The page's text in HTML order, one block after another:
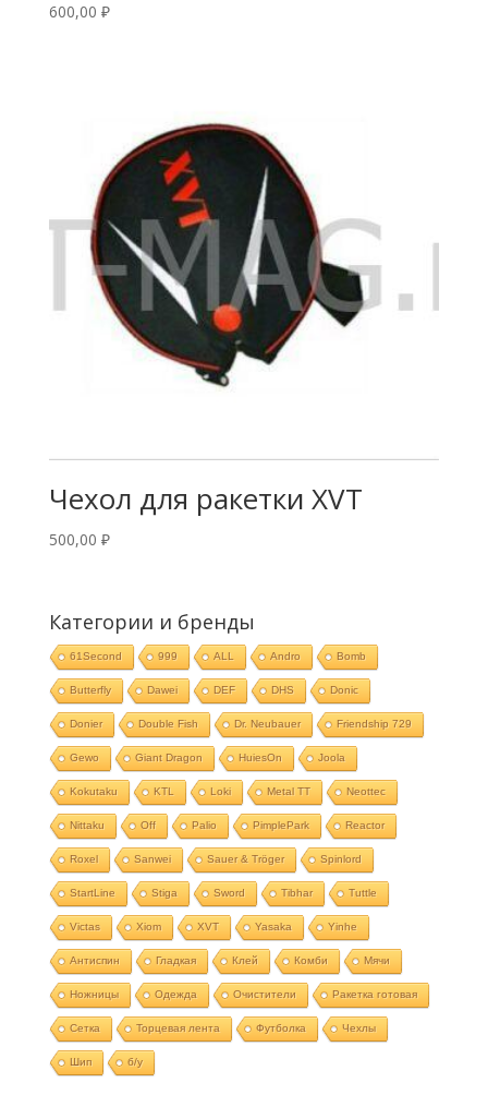
600,00 ₽
Чехол для ракетки XVT
500,00 ₽
Категории и бренды
61Second 999 ALL Andro Bomb
Butterfly Dawei DEF DHS Donic
Donier Double Fish Dr. Neubauer Friendship 729
Gewo Giant Dragon HuiesOn Joola
Kokutaku KTL Loki Metal TT Neottec
Nittaku Off Palio PimplePark Reactor
Roxel Sanwei Sauer & Tröger Spinlord
StartLine Stiga Sword Tibhar Tuttle
Victas Xiom XVT Yasaka Yinhe
Антиспин Гладкая Клей Комби Мячи
Ножницы Одежда Очистители Ракетка готовая
Сетка Торцевая лента Футболка Чехлы
Шип б/у